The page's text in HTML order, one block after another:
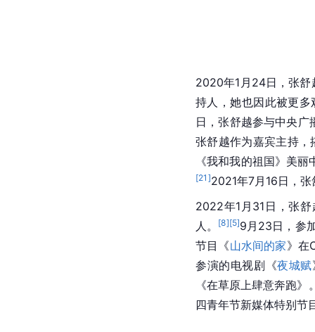
2020年1月24日，张舒
持人，她也因此被更多
日，张舒越参与中央广
张舒越作为嘉宾主持
《我和我的祖国》美
[21 ]2021年7月16日，
2022年1月31日，张
人。
[8][5]9月23日，参
节目《山水间的家》在
参演的电视剧《夜城赋
《在草原上肆意奔跑》
四青年节新媒体特别节